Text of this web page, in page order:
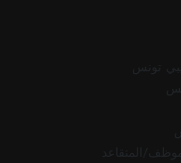
تونس
المتقاعد